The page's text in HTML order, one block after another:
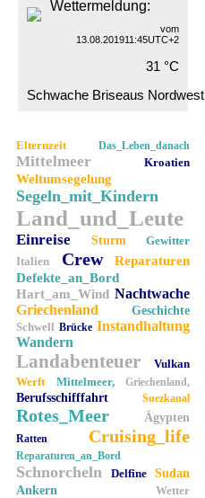
Wettermeldung:
vom
13.08.201911:45UTC+2
31 °C
Schwache Briseaus Nordwest
Elternzeit Das_Leben_danach
Mittelmeer Kroatien
Weltumsegelung
Segeln_mit_Kindern
Land_und_Leute
Einreise Sturm
Gewitter
Italien
Crew
Reparaturen
Defekte_an_Bord
Hart_am_Wind Nachtwache
Griechenland
Geschichte
Schwell Brücke Instandhaltung
Wandern
Landabenteuer
Vulkan
Werft
Mittelmeer, Griechenland,
Berufsschifffahrt Suezkanal
Rotes_Meer Ägypten
Ratten Cruising_life
Reparaturen_an_Bord
Schnorcheln Delfine
Sudan
Ankern
Wetter